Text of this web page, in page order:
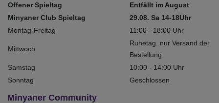
Offener Spieltag
Entfällt im August
Minyaner Club Spieltag
29.08. Sa 14-18Uhr
Montag-Freitag
11:00 - 18:00 Uhr
Mittwoch
Ruhetag, nur Versand der
Bestellung
Samstag
10:00 - 14:00 Uhr
Sonntag
Geschlossen
Minyaner Community